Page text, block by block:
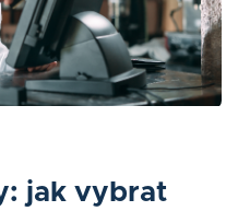
jak vybrat